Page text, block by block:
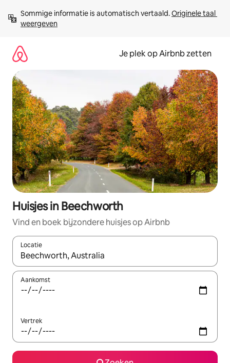
direct
naar
Sommige informatie is automatisch vertaald. Originele taal
weergeven
Je plek op Airbnb zetten
Huisjes in Beechworth
Vind en boek bijzondere huisjes op Airbnb
Locatie
Wanneer er resultaten beschikbaar zijn, maak je een keuze
Aankomst
Vertrek